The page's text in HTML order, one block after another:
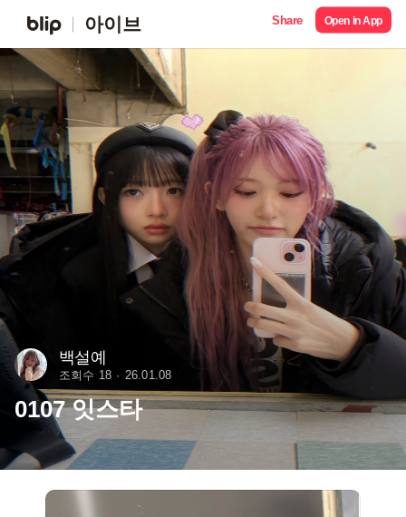
아이브 Share Open in App
백설예
조회수 18 26.01.08
0107 잇스타